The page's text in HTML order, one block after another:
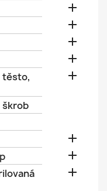




těsto,

škrob


